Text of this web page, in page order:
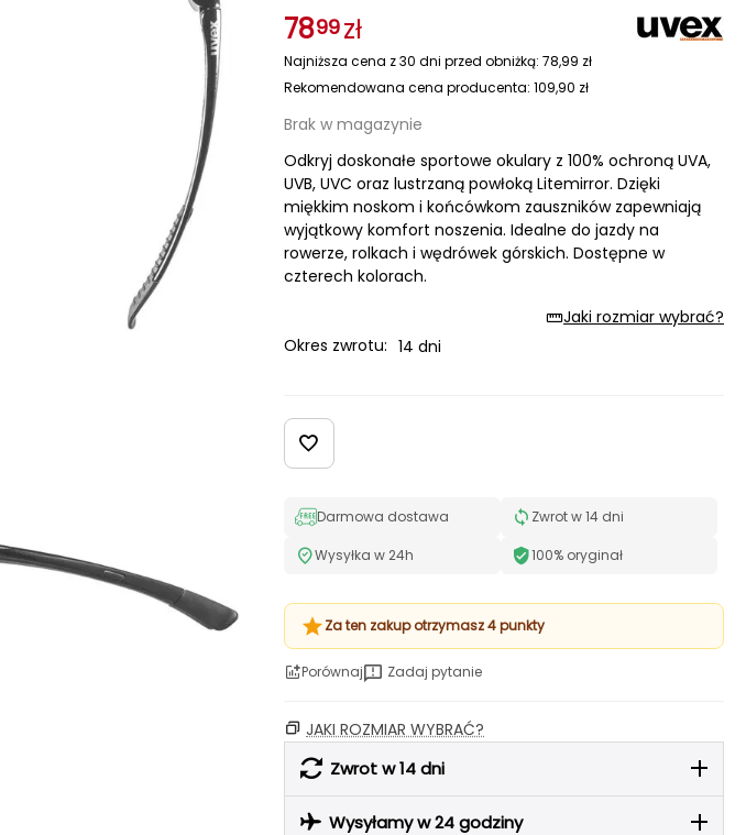
7899zł
Najniższa cena z 30 dni przed obniżką: 78,99 zł
Rekomendowana cena producenta: 109,90 zł
Brak w magazynie
Odkryj doskonałe sportowe okulary z 100% ochroną UVA,
UVB, UVC oraz lustrzaną powłoką Litemirror. Dzięki
miękkim noskom i końcówkom zauszników zapewniają
wyjątkowy komfort noszenia. Idealne do jazdy na
rowerze, rolkach i wędrówek górskich. Dostępne w
czterech kolorach.
Jaki rozmiar wybrać?
Okres zwrotu: 14 dni
Darmowa dostawa Zwrot w 14 dni
Wysyłka w 24h 100% oryginał
Za ten zakup otrzymasz 4 punkty
Porównaj Zadaj pytanie
JAKI ROZMIAR WYBRAĆ?
Zwrot w 14 dni
Wysyłamy w 24 godziny